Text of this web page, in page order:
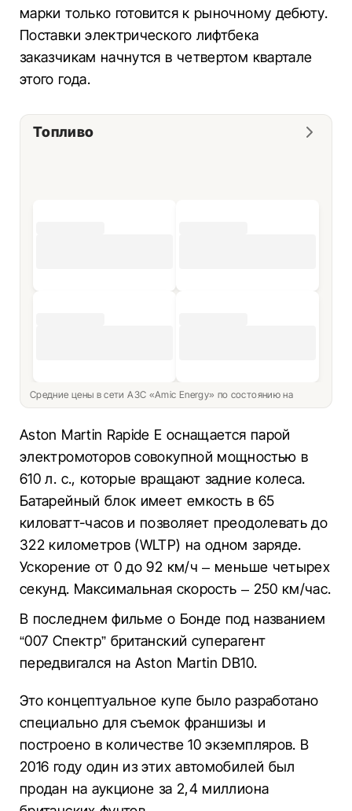
марки только готовится к рыночному дебюту.
Поставки электрического лифтбека
заказчикам начнутся в четвертом квартале
этого года.
Топливо
Средние цены в сети АЗС «Amic Energy» по состоянию на
Aston Martin Rapide E оснащается парой
электромоторов совокупной мощностью в
610 л. с., которые вращают задние колеса.
Батарейный блок имеет емкость в 65
киловатт-часов и позволяет преодолевать до
322 километров (WLTP) на одном заряде.
Ускорение от 0 до 92 км/ч – меньше четырех
секунд. Максимальная скорость – 250 км/час.
В последнем фильме о Бонде под названием
“007 Спектр” британский суперагент
передвигался на Aston Martin DB10.
Это концептуальное купе было разработано
специально для съемок франшизы и
построено в количестве 10 экземпляров. В
2016 году один из этих автомобилей был
продан на аукционе за 2,4 миллиона